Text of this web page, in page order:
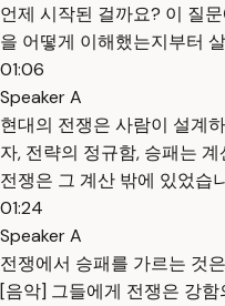
언제 시작된 걸까요? 이 질
을 어떻게 이해했는지부터
01:06
Speaker A
현대의 전쟁은 사람이 설계
자, 전략의 정규함, 승패는
전쟁은 그 계산 밖에 있었습
01:24
Speaker A
전쟁에서 승패를 가르는 것
[음악] 그들에게 전쟁은 강